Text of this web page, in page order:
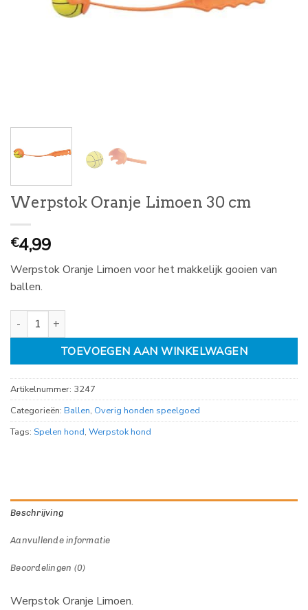
Werpstok Oranje Limoen 30 cm
€4,99
Werpstok Oranje Limoen voor het makkelijk gooien van
ballen.
Werpstok Oranje Limoen 30 cm aantal
TOEVOEGEN AAN WINKELWAGEN
Artikelnummer: 3247
Categorieën: Ballen, Overig honden speelgoed
Tags: Spelen hond, Werpstok hond
Beschrijving
Aanvullende informatie
Beoordelingen (0)
Werpstok Oranje Limoen.